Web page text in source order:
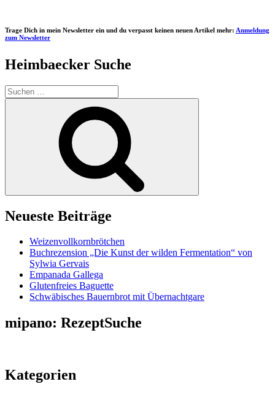
Trage Dich in mein Newsletter ein und du verpasst keinen neuen Artikel mehr: Anmeldung
zum Newsletter
Heimbaecker Suche
Suchen
nach:
Neueste Beiträge
Weizenvollkornbrötchen
Buchrezension „Die Kunst der wilden Fermentation“ von
Sylwia Gervais
Empanada Gallega
Glutenfreies Baguette
Schwäbisches Bauernbrot mit Übernachtgare
mipano: RezeptSuche
Kategorien